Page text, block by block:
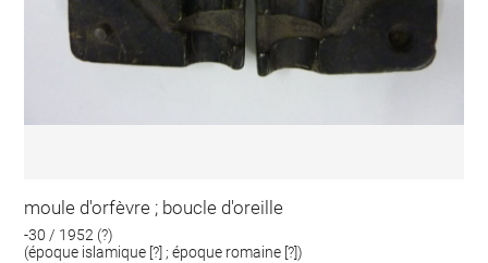
moule d'orfèvre ; boucle d'oreille
-30 / 1952 (?)
(époque islamique [?] ; époque romaine [?])